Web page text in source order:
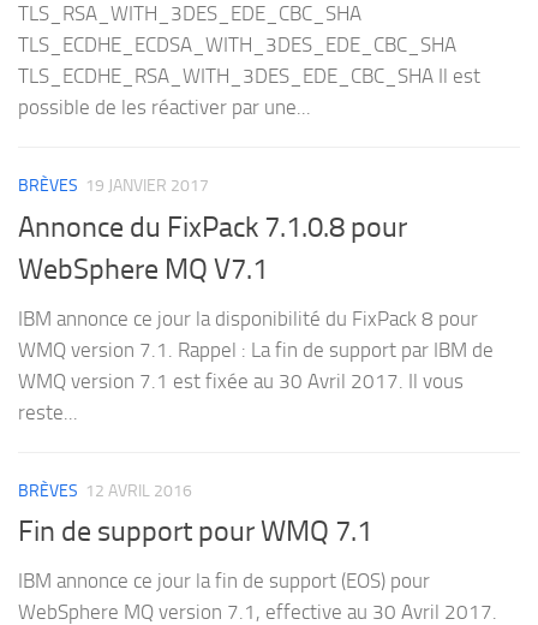
TLS_RSA_WITH_3DES_EDE_CBC_SHA
TLS_ECDHE_ECDSA_WITH_3DES_EDE_CBC_SHA
TLS_ECDHE_RSA_WITH_3DES_EDE_CBC_SHA Il est
possible de les réactiver par une...
BRÈVES 19 JANVIER 2017
Annonce du FixPack 7.1.0.8 pour
WebSphere MQ V7.1
IBM annonce ce jour la disponibilité du FixPack 8 pour
WMQ version 7.1. Rappel : La fin de support par IBM de
WMQ version 7.1 est fixée au 30 Avril 2017. Il vous
reste...
BRÈVES 12 AVRIL 2016
Fin de support pour WMQ 7.1
IBM annonce ce jour la fin de support (EOS) pour
WebSphere MQ version 7.1, effective au 30 Avril 2017.